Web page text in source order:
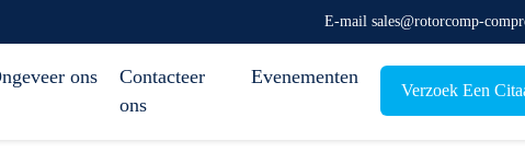
E-mail sales@rotorcomp-
ons
Contacteer
ons
Evenementen
Verzoek Een